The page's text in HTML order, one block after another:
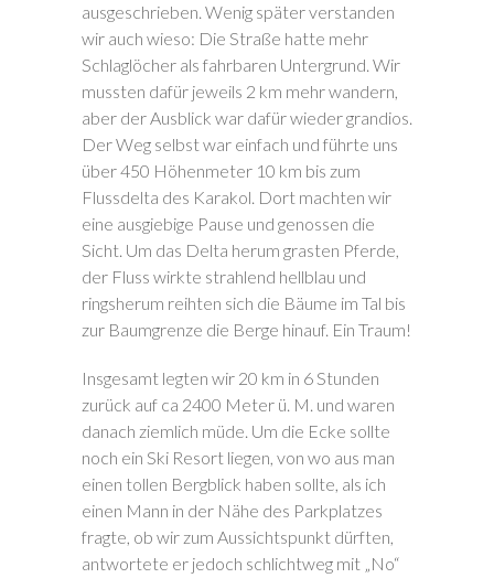
ausgeschrieben. Wenig später verstanden
wir auch wieso: Die Straße hatte mehr
Schlaglöcher als fahrbaren Untergrund. Wir
mussten dafür jeweils 2 km mehr wandern,
aber der Ausblick war dafür wieder grandios.
Der Weg selbst war einfach und führte uns
über 450 Höhenmeter 10 km bis zum
Flussdelta des Karakol. Dort machten wir
eine ausgiebige Pause und genossen die
Sicht. Um das Delta herum grasten Pferde,
der Fluss wirkte strahlend hellblau und
ringsherum reihten sich die Bäume im Tal bis
zur Baumgrenze die Berge hinauf. Ein Traum!
Insgesamt legten wir 20 km in 6 Stunden
zurück auf ca 2400 Meter ü. M. und waren
danach ziemlich müde. Um die Ecke sollte
noch ein Ski Resort liegen, von wo aus man
einen tollen Bergblick haben sollte, als ich
einen Mann in der Nähe des Parkplatzes
fragte, ob wir zum Aussichtspunkt dürften,
antwortete er jedoch schlichtweg mit „No“